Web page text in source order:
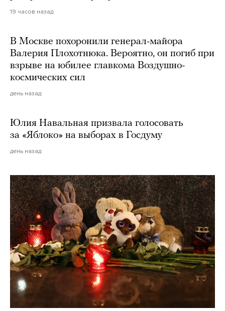
19 часов назад
В Москве похоронили генерал-майора
Валерия Плохотнюка. Вероятно, он погиб при
взрыве на юбилее главкома Воздушно-
космических сил
день назад
Юлия Навальная призвала голосовать
за «Яблоко» на выборах в Госдуму
день назад